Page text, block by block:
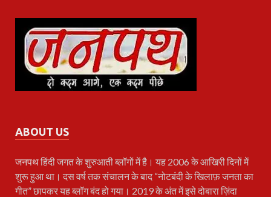
ABOUT US
जनपथहिंदी जगत के शुरुआती ब्लॉगों में है। यह 2006 के आखिरी दिनों में
शुरू हुआ था। दस वर्ष तक संचालन के बाद “नोटबंदी के खिलाफ़ जनता का
गीत” छापकर यह ब्लॉग बंद हो गया। 2019 के अंत में इसे दोबारा ज़िंदा